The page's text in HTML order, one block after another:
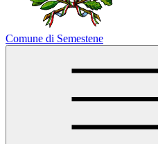
Comune di Semestene